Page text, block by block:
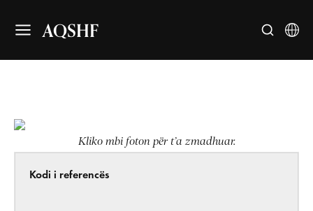
AQSHF
Kliko mbi foton për t’a zmadhuar.
Kodi i referencës